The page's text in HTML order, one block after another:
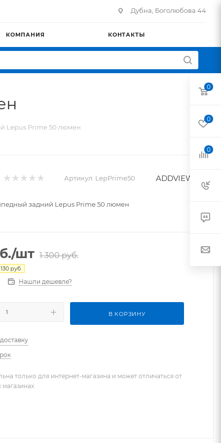
Дубна, Боголюбова 44
КОМПАНИЯ КОНТАКТЫ
Lepus Prime 50 люмен
Артикул: LepPrime50 ADDVIEW
задний Lepus Prime 50 люмен
/шт 1 300руб.
130 руб.
Нашли дешевле?
В КОРЗИНУ
только для интернет-магазина и может отличаться от
магазинах
0
0
0